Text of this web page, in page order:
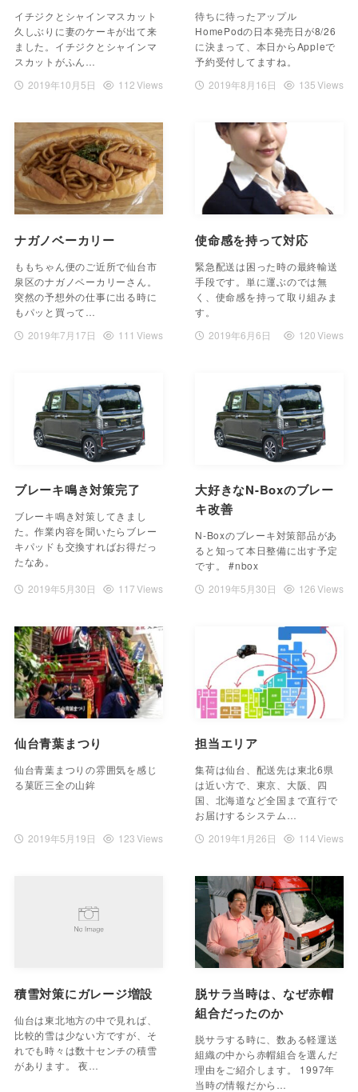
イチジクとシャインマスカット
久しぶりに妻のケーキが出て来
ました。イチジクとシャインマ
スカットがふん…
2019年10月5日
112 Views
待ちに待ったアップル
HomePodの日本発売日が8/26
に決まって、本日からAppleで
予約受付してますね。
2019年8月16日
135 Views
ナガノベーカリー
ももちゃん便のご近所で仙台市
泉区のナガノベーカリーさん。
突然の予想外の仕事に出る時に
もパッと買って…
2019年7月17日
111 Views
使命感を持って対応
緊急配送は困った時の最終輸送
手段です。単に運ぶのでは無
く、使命感を持って取り組みま
す。
2019年6月6日
120 Views
ブレーキ鳴き対策完了
ブレーキ鳴き対策してきまし
た。作業内容を聞いたらブレー
キパッドも交換すればお得だっ
たなあ。
2019年5月30日
117 Views
大好きなN-Boxのブレー
キ改善
N-Boxのブレーキ対策部品があ
ると知って本日整備に出す予定
です。 #nbox
2019年5月30日
126 Views
仙台青葉まつり
仙台青葉まつりの雰囲気を感じ
る菓匠三全の山鉾
2019年5月19日 123 Views
担当エリア
集荷は仙台、配送先は東北6県
は近い方で、東京、大阪、四
国、北海道など全国まで直行で
お届けするシステム…
2019年1月26日
114 Views
積雪対策にガレージ増設
仙台は東北地方の中で見れば、
比較的雪は少ない方ですが、そ
れでも時々は数十センチの積雪
があります。 夜…
脱サラ当時は、なぜ赤帽
組合だったのか
脱サラする時に、数ある軽運送
組織の中から赤帽組合を選んだ
理由をご紹介します。 1997年
当時の情報だから…